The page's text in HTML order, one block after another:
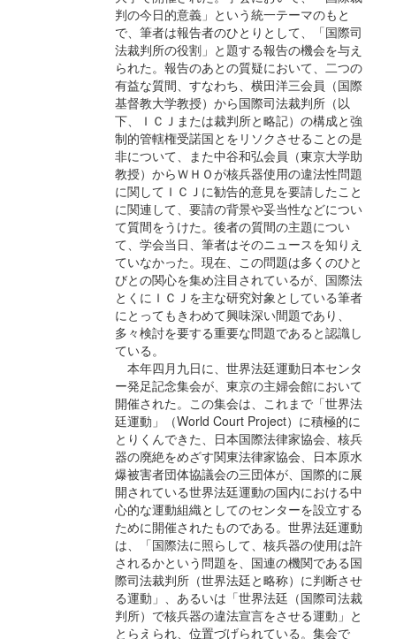
判の今日的意義」という統一テーマのもと
で、筆者は報告者のひとりとして、「国際司
法裁判所の役割」と題する報告の機会を与え
られた。報告のあとの質疑において、二つの
有益な質間、すなわち、横田洋三会員（国際
基督教大学教授）から国際司法裁判所（以
下、ＩＣＪまたは裁判所と略記）の構成と強
制的管轄権受諾国とをリソクさせることの是
非について、また中谷和弘会員（東京大学助
教授）からＷＨＯが核兵器使用の違法性問題
に関してＩＣＪに勧告的意見を要請したこと
に関連して、要請の背景や妥当性などについ
て質間をうけた。後者の質間の主題につい
て、学会当日、筆者はそのニュースを知りえ
ていなかった。現在、この問題は多くのひと
びとの関心を集め注目されているが、国際法
とくにＩＣＪを主な研究対象としている筆者
にとってもきわめて興味深い間題であり、
多々検討を要する重要な問題であると認識し
ている。
本年四月九日に、世界法廷運動日本センタ
ー発足記念集会が、東京の主婦会館において
開催された。この集会は、これまで「世界法
廷運動」（World Court Project）に積極的に
とりくんできた、日本国際法律家協会、核兵
器の廃絶をめざす関東法律家協会、日本原水
爆被害者団体協議会の三団体が、国際的に展
開されている世界法廷運動の国内における中
心的な運動組織としてのセンターを設立する
ために開催されたものである。世界法廷運動
は、「国際法に照らして、核兵器の使用は許
されるかという問題を、国連の機関である国
際司法裁判所（世界法廷と略称）に判断させ
る運動」、あるいは「世界法廷（国際司法裁
判所）で核兵器の違法宣言をさせる運動」と
とらえられ、位置づげられている。集会で